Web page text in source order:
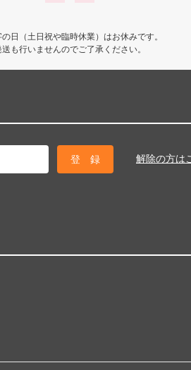
日（土日祝や臨時休業）はお休みです。
送も行いませんのでご了承ください。
解除の方は